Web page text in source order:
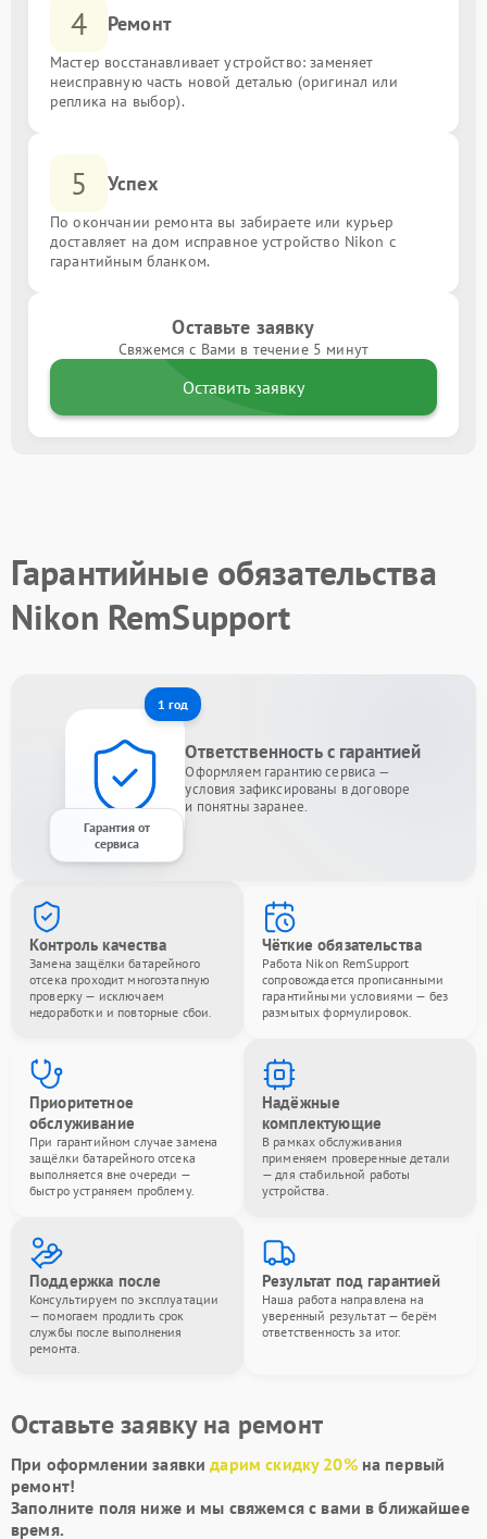
4 Ремонт
Мастер восстанавливает устройство: заменяет
неисправную часть новой деталью (оригинал или
реплика на выбор).
5 Успех
По окончании ремонта вы забираете или курьер
доставляет на дом исправное устройство Nikon с
гарантийным бланком.
Оставьте заявку
Свяжемся с Вами в течение 5 минут
Оставить заявку
Гарантийные обязательства
Nikon RemSupport
1 год
Гарантия от
сервиса
Ответственность с гарантией
Оформляем гарантию сервиса —
условия зафиксированы в договоре
и понятны заранее.
Контроль качества
Замена защёлки батарейного
отсека проходит многоэтапную
проверку — исключаем
недоработки и повторные сбои.
Чёткие обязательства
Работа Nikon RemSupport
сопровождается прописанными
гарантийными условиями — без
размытых формулировок.
Приоритетное
обслуживание
При гарантийном случае замена
защёлки батарейного отсека
выполняется вне очереди —
быстро устраняем проблему.
Надёжные
комплектующие
В рамках обслуживания
применяем проверенные детали
— для стабильной работы
устройства.
Поддержка после
Консультируем по эксплуатации
— помогаем продлить срок
службы после выполнения
ремонта.
Результат под гарантией
Наша работа направлена на
уверенный результат — берём
ответственность за итог.
Оставьте заявку на ремонт
При оформлении заявкидарим скидку 20%на первый
ремонт!
Заполните поля ниже и мы свяжемся с вами в ближайшее
время.